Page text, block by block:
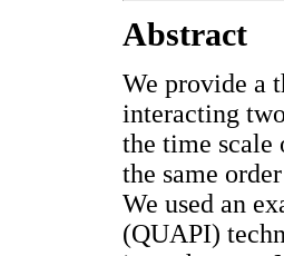
Abstract
We provide a
interacting
the time scale
the same
We used an
(QUAPI)